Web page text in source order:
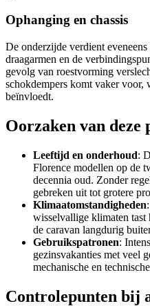
Ophanging en chassis
De onderzijde verdient
draagarmen en de
gevolg van roestvorming
schokdempers komt vaker
beïnvloedt.
Oorzaken van deze
Leeftijd en onderhoud:
Florence modellen op de
decennia oud. Zonder
gebreken uit tot grotere
Klimaatomstandigheden
wisselvallige klimaten tast
de caravan langdurig
Gebruikspatronen:
gezinsvakanties met veel
mechanische en
Controlepunten bij